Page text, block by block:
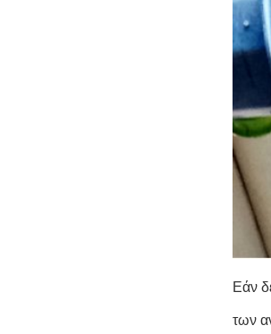
Εάν
των